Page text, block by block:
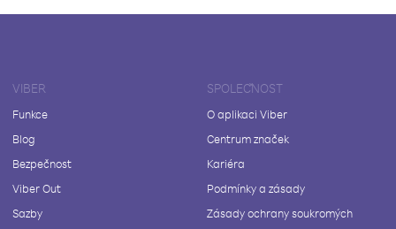
VIBER
Funkce
Blog
Bezpečnost
Viber Out
Sazby
SPOLEČNOST
O aplikaci Viber
Centrum značek
Kariéra
Podmínky a zásady
Zásady ochrany soukromých